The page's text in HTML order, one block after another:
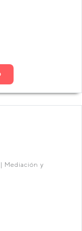
Mediación y